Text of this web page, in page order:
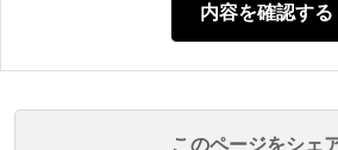
このページをシェ